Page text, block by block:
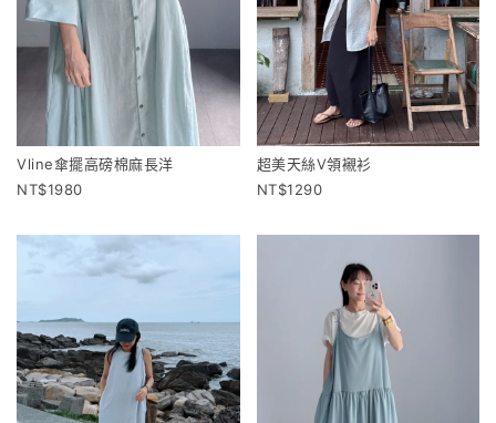
Vline傘擺高磅棉麻長洋
1980
超美天絲V領襯衫
1290